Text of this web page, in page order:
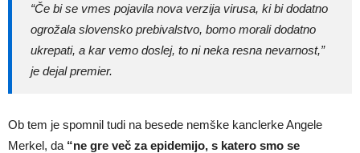
“Če bi se vmes pojavila nova verzija virusa, ki bi dodatno
ogrožala slovensko prebivalstvo, bomo morali dodatno
ukrepati, a kar vemo doslej, to ni neka resna nevarnost,”
je dejal premier.
Ob tem je spomnil tudi na besede nemške kanclerke Angele
Merkel, da “ne gre več za epidemijo, s katero smo se